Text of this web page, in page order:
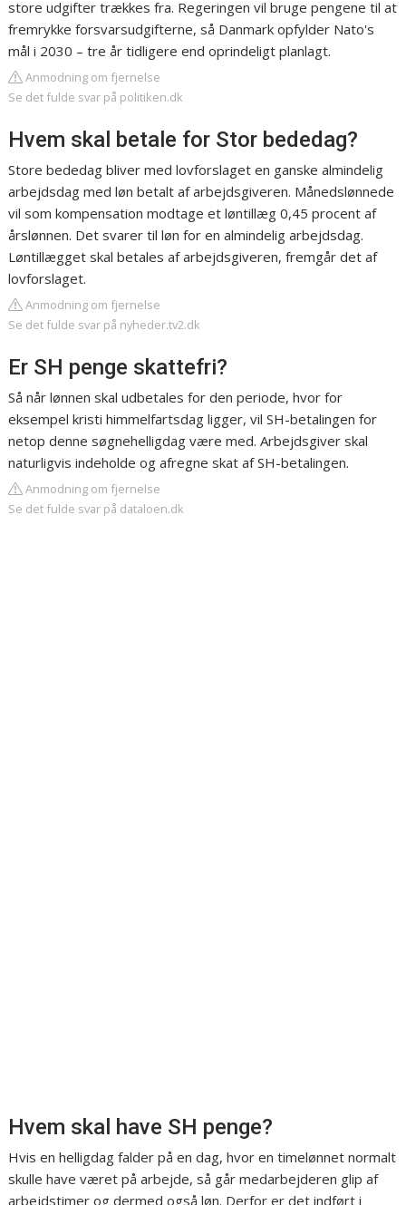
store udgifter trækkes fra. Regeringen vil bruge pengene til at
fremrykke forsvarsudgifterne, så Danmark opfylder Nato's
mål i 2030 – tre år tidligere end oprindeligt planlagt.
Anmodning om fjernelse
Se det fulde svar på politiken.dk
Hvem skal betale for Stor bededag?
Store bededag bliver med lovforslaget en ganske almindelig
arbejdsdag med løn betalt af arbejdsgiveren. Månedslønnede
vil som kompensation modtage et løntillæg 0,45 procent af
årslønnen. Det svarer til løn for en almindelig arbejdsdag.
Løntillægget skal betales af arbejdsgiveren, fremgår det af
lovforslaget.
Anmodning om fjernelse
Se det fulde svar på nyheder.tv2.dk
Er SH penge skattefri?
Så når lønnen skal udbetales for den periode, hvor for
eksempel kristi himmelfartsdag ligger, vil SH-betalingen for
netop denne søgnehelligdag være med. Arbejdsgiver skal
naturligvis indeholde og afregne skat af SH-betalingen.
Anmodning om fjernelse
Se det fulde svar på dataloen.dk
Hvem skal have SH penge?
Hvis en helligdag falder på en dag, hvor en timelønnet normalt
skulle have været på arbejde, så går medarbejderen glip af
arbejdstimer og dermed også løn. Derfor er det indført i